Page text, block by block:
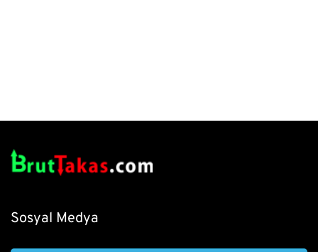
Sosyal Medya